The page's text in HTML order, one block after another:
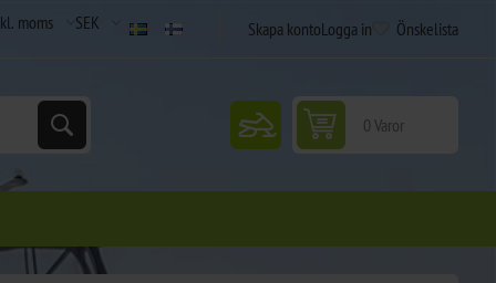
Skapa kontoLogga in Önskelista
snowmobile 0 Varor